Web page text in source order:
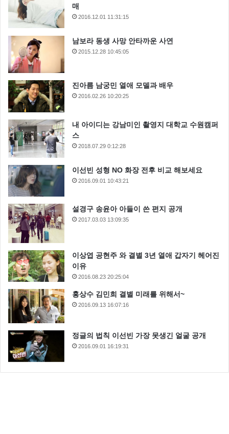
매
2016.12.01 11:31:15
남보라 동생 사망 안타까운 사연
2015.12.28 10:45:05
진아름 남궁민 열애 모델과 배우
2016.02.26 10:20:25
내 아이디는 강남미인 촬영지 대학교 수원캠퍼
스
2018.07.29 0:12:28
이선빈 성형 NO 화장 전후 비교 해보세요
2016.09.01 10:43:21
설경구 송윤아 아들이 쓴 편지 공개
2017.03.03 13:09:35
이상엽 공현주 와 결별 3년 열애 갑자기 헤어진
이유
2016.08.23 20:25:04
홍상수 김민희 결별 미래를 위해서~
2016.09.13 16:07:16
정글의 법칙 이선빈 가장 못생긴 얼굴 공개
2016.09.01 16:19:31